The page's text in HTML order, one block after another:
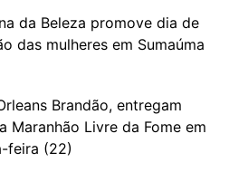
da Beleza promove dia de
das mulheres em Sumaúma
Brandão, entregam
Maranhão Livre da Fome em
feira (22)